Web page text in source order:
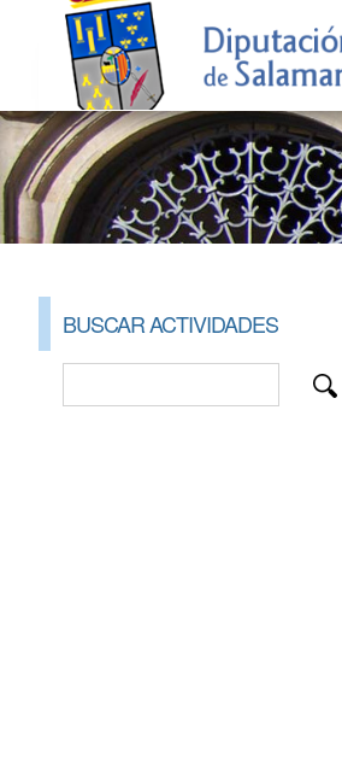
BUSCAR ACTIVIDADES